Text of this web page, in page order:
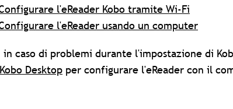
l'eReader Kobo tramite Wi-Fi
l'eReader usando un computer
in caso di problemi durante l'impostazione di
Desktop per configurare l'eReader con il